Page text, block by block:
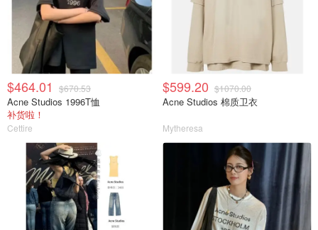
$464.01 $670.53
Acne Studios 1996T恤
补货啦！
Cettire
$599.20 $1070.00
Acne Studios 棉质卫衣
Mytheresa